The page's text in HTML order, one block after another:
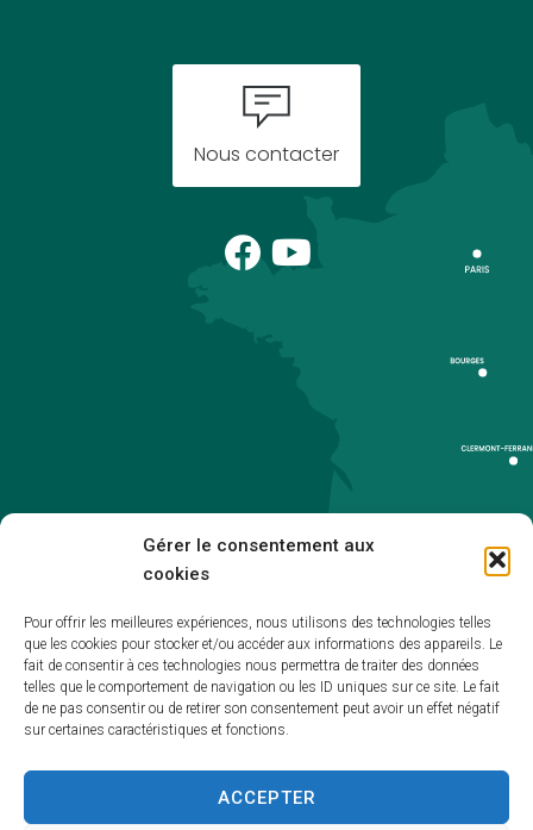
Gérer le consentement aux
cookies
Pour offrir les meilleures expériences, nous utilisons des technologies telles
que les cookies pour stocker et/ou accéder aux informations des appareils. Le
fait de consentir à ces technologies nous permettra de traiter des données
telles que le comportement de navigation ou les ID uniques sur ce site. Le fait
de ne pas consentir ou de retirer son consentement peut avoir un effet négatif
sur certaines caractéristiques et fonctions.
ACCEPTER
Nous contacter
Accessibilité